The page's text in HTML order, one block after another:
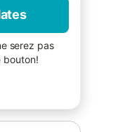
serez pas
bouton!